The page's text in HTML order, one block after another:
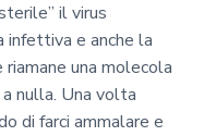
il virus
infettiva e anche la
una molecola
nulla. Una volta
di farci ammalare e